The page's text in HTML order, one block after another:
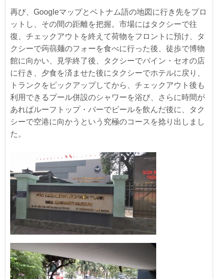
再び、Googleマップとベトナム語の地図に行き先をプロ
ットし、その間の距離を把握。市場にはタクシーで往
復、チェックアウトを終えて荷物をフロントに預け、タ
クシーで蒟蒻麺のフォーを食べに行った後、徒歩で博物
館に向かい、見学終了後、タクシーでバイン・セオの店
に行き、夕食を済ませた後にタクシーでホテルに戻り、
トランクをピックアップしてから、チェックアウト後も
利用できるプール併設のシャワーを浴び、さらに時間が
あればルーフトップ・バーでビールを飲んだ後に、タク
シーで空港に向かうという究極のコースを捻り出しまし
た。